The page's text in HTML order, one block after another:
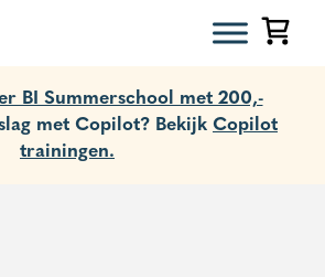
BI Summerschool met 200,-
met Copilot? Bekijk Copilot
trainingen.